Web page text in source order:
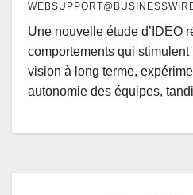
Une nouvelle étude d’IDEO
comportements qui
vision à long terme,
autonomie des équipes,